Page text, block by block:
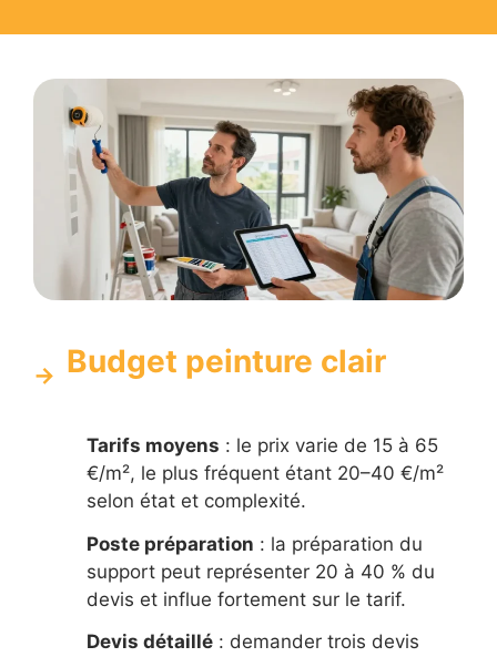
Budget peinture clair
Tarifs moyens : le prix varie de 15 à 65
€/m², le plus fréquent étant 20–40 €/m²
selon état et complexité.
Poste préparation : la préparation du
support peut représenter 20 à 40 % du
devis et influe fortement sur le tarif.
Devis détaillé : demander trois devis